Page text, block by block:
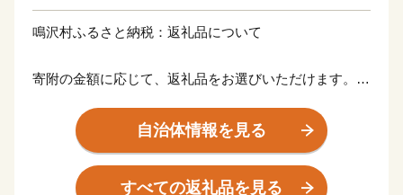
鳴沢村ふるさと納税：返礼品について
寄附の金額に応じて、返礼品をお選びいただけます。
【ご注意】
・返礼品の送付は、鳴沢村外にお住まいの方に限らせて
いただきます。
自治体情報を見る
すべての返礼品を見る